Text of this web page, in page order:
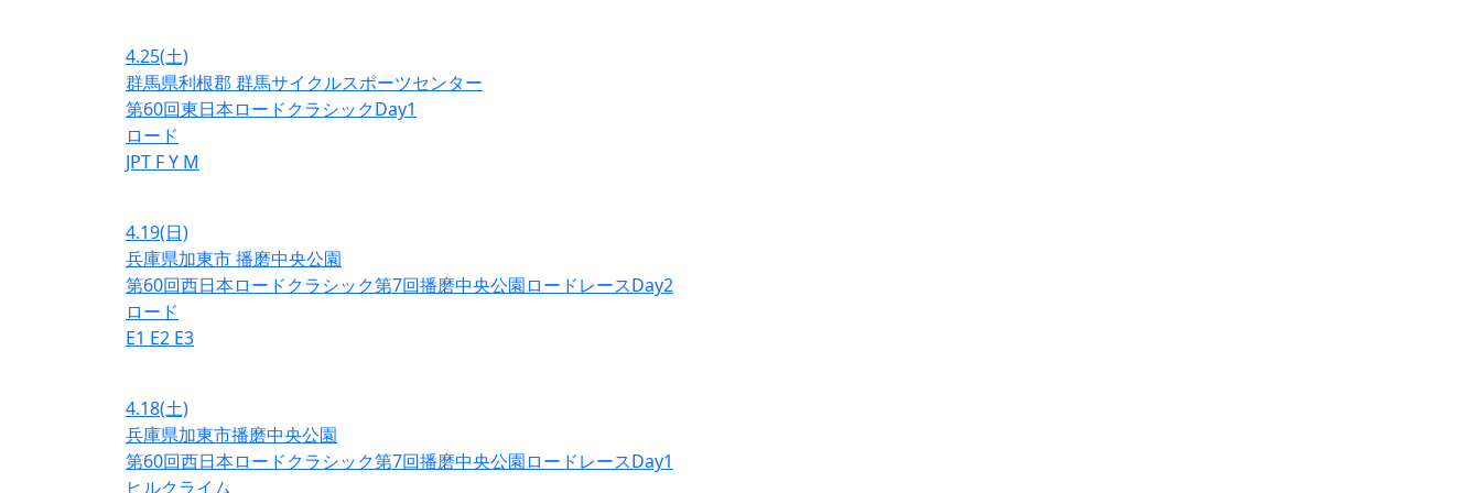
4.25(土)
群馬県利根郡 群馬サイクルスポーツセンター
第60回東日本ロードクラシックDay1
ロード
JPT FY M
4.19(日)
兵庫県加東市 播磨中央公園
第60回西日本ロードクラシック第7回播磨中央公園ロードレースDay2
ロード
E1 E2 E3
4.18(土)
兵庫県加東市播磨中央公園
第60回西日本ロードクラシック第7回播磨中央公園ロードレースDay1
ヒルクライム